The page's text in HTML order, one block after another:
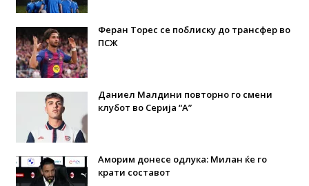
Феран Торес се поблиску до трансфер во
ПСЖ
Даниел Малдини повторно го смени
клубот во Серија “А”
Аморим донесе одлука: Милан ќе го
крати составот